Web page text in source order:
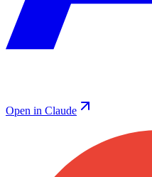
Open in Claude